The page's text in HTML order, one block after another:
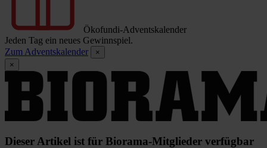
Ökofundi-Adventskalender
Jeden Tag ein neues Gewinnspiel.
Zum Adventskalender
×
×
Dieser Artikel ist für Biorama-Mitglieder verfügbar